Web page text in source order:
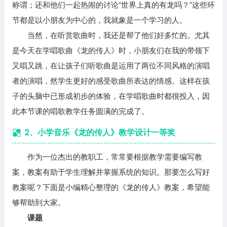
称谓；还和他们一起热闹的讨论“世界上真的有龙吗？”这些环
节都是以小朋友为中心的，我就象是一个学习的人。
当然，在听赏歌曲时，我还是帮了他们好多忙的。尤其
是今天在学唱歌曲《龙的传人》时，小朋友们在我的带领下
又唱又跳，在让孩子们听歌曲是运用了两位不同风格的演唱
者的演唱，然学生更好的感受歌曲所表达的情感。这样在孩
子的头脑中已形成初步的体验，在学唱歌曲时都很投入，因
此本节课的唱歌教学任务圆满的完成了。
2、小学音乐《龙的传人》教学设计一等奖
作为一位杰出的教职工，常常要根据教学需要编写教
案，教案有助于学生理解并掌握系统的知识。那要怎么写好
教案呢？下面是小编精心整理的《龙的传人》教案，希望能
够帮助到大家。
课题